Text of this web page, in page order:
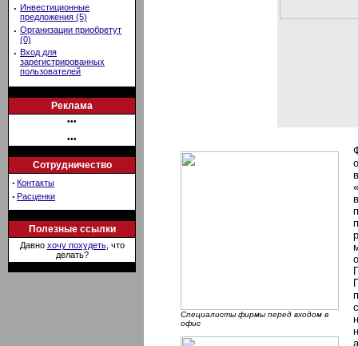
· Инвестиционные
предложения (5)
· Организации приобретут
(0)
· Вход для
зарегистрированных
пользователей
Реклама
•••
•••
Сотрудничество
· Контакты
· Расценки
Полезные ссылки
Давно хочу похудеть, что
делать?
Специалисты фирмы перед входом в
офис